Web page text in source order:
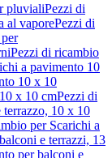
pluvialiPezzi di
al vaporePezzi di
Pezzi di ricambio
a pavimento 10
10 x 10
x 10 cmPezzi di
terrazzo, 10 x 10
per Scarichi a
e terrazzi, 13
per balconi e